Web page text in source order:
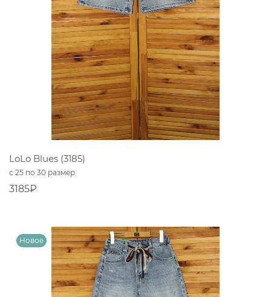
LoLo Blues (3185)
с 25 по 30 размер
3185₽